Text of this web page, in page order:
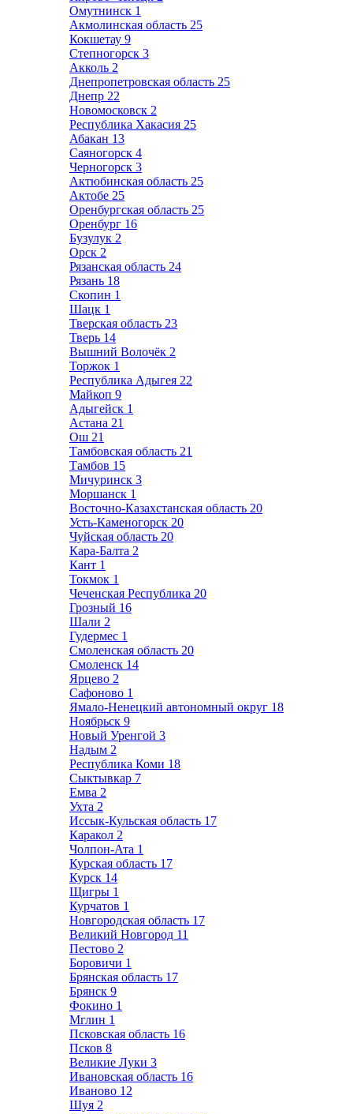
Омутнинск 1
Акмолинская область 25
Кокшетау 9
Степногорск 3
Акколь 2
Днепропетровская область 25
Днепр 22
Новомосковск 2
Республика Хакасия 25
Абакан 13
Саяногорск 4
Черногорск 3
Актюбинская область 25
Актобе 25
Оренбургская область 25
Оренбург 16
Бузулук 2
Орск 2
Рязанская область 24
Рязань 18
Скопин 1
Шацк 1
Тверская область 23
Тверь 14
Вышний Волочёк 2
Торжок 1
Республика Адыгея 22
Майкоп 9
Адыгейск 1
Астана 21
Ош 21
Тамбовская область 21
Тамбов 15
Мичуринск 3
Моршанск 1
Восточно-Казахстанская область 20
Усть-Каменогорск 20
Чуйская область 20
Кара-Балта 2
Кант 1
Токмок 1
Чеченская Республика 20
Грозный 16
Шали 2
Гудермес 1
Смоленская область 20
Смоленск 14
Ярцево 2
Сафоново 1
Ямало-Ненецкий автономный округ 18
Ноябрьск 9
Новый Уренгой 3
Надым 2
Республика Коми 18
Сыктывкар 7
Емва 2
Ухта 2
Иссык-Кульская область 17
Каракол 2
Чолпон-Ата 1
Курская область 17
Курск 14
Щигры 1
Курчатов 1
Новгородская область 17
Великий Новгород 11
Пестово 2
Боровичи 1
Брянская область 17
Брянск 9
Фокино 1
Мглин 1
Псковская область 16
Псков 8
Великие Луки 3
Ивановская область 16
Иваново 12
Шуя 2